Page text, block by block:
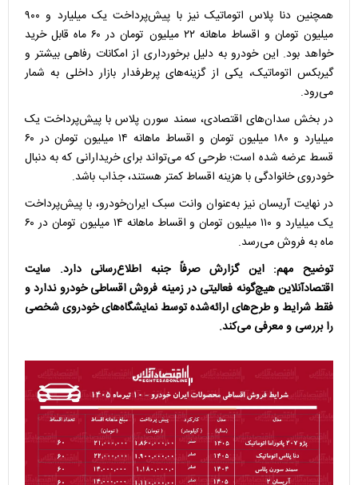
همچنین دنا پلاس اتوماتیک نیز با پیش‌پرداخت یک میلیارد و ۹۰۰
میلیون تومان و اقساط ماهانه ۲۲ میلیون تومان در ۶۰ ماه قابل خرید
خواهد بود. این خودرو به دلیل برخورداری از امکانات رفاهی بیشتر و
گیربکس اتوماتیک، یکی از گزینه‌های پرطرفدار بازار داخلی به شمار
می‌رود.
در بخش سدان‌های اقتصادی، سمند سورن پلاس با پیش‌پرداخت یک
میلیارد و ۱۸۰ میلیون تومان و اقساط ماهانه ۱۴ میلیون تومان در ۶۰
قسط عرضه شده است؛ طرحی که می‌تواند برای خریدارانی که به دنبال
خودروی خانوادگی با هزینه اقساط کمتر هستند، جذاب باشد.
در نهایت آریسان نیز به‌عنوان وانت سبک ایران‌خودرو، با پیش‌پرداخت
یک میلیارد و ۱۱۰ میلیون تومان و اقساط ماهانه ۱۴ میلیون تومان در ۶۰
ماه به فروش می‌رسد.
توضیح مهم: این گزارش صرفاً جنبه اطلاع‌رسانی دارد. سایت
اقتصادآنلاین هیچ‌گونه فعالیتی در زمینه فروش اقساطی خودرو ندارد و
فقط شرایط و طرح‌های ارائه‌شده توسط نمایشگاه‌های خودروی شخصی
را بررسی و معرفی می‌کند.